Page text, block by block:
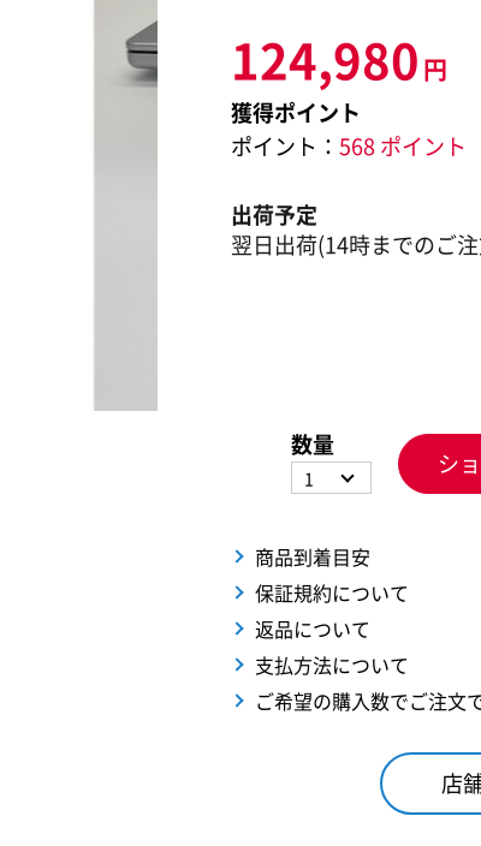
124,980 円
獲得ポイント
ポイント： 568 ポイント
出荷予定
翌日出荷(14時までのご
数量
1 シ
商品到着目安
保証規約について
返品について
支払方法について
ご希望の購入数でご注文
店